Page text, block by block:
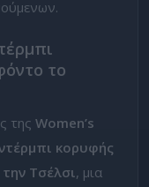
το
της Women’s
κορυφής
Τσέλσι, μια